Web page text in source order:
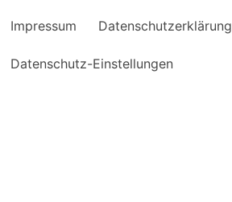
Impressum Datenschutzerklärung
Datenschutz-Einstellungen